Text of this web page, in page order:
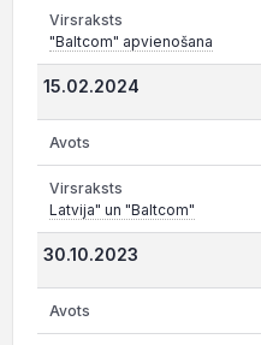
"Baltcom" apvienošana
15.02.2024
Latvija" un "Baltcom"
30.10.2023